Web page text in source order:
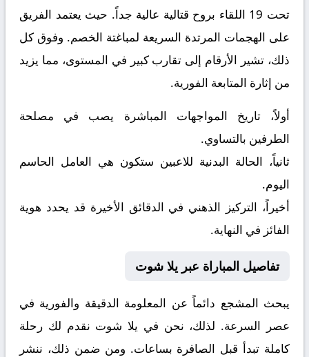
تحت 19
اللقاء بروح قتالية عالية جداً. حيث يعتمد الفريق
على الهجمات المرتدة السريعة لمباغتة الخصم. وفوق كل
ذلك، تشير الأرقام إلى تقارب كبير في المستوى، مما يزيد
من إثارة المتابعة الفورية.
أولاً، تاريخ المواجهات المباشرة يصب في مصلحة
الطرفين بالتساوي.
ثانياً، الحالة البدنية للاعبين ستكون هي العامل الحاسم
اليوم.
أخيراً، التركيز الذهني في الدقائق الأخيرة قد يحدد هوية
الفائز في النهاية.
تفاصيل المباراة عبر يلا شوت
يبحث المشجع دائماً عن المعلومة الدقيقة والفورية في
عصر السرعة. لذلك، نحن في يلا شوت نقدم لك رحلة
كاملة تبدأ قبل الصافرة بساعات. ومن ضمن ذلك، ننشر